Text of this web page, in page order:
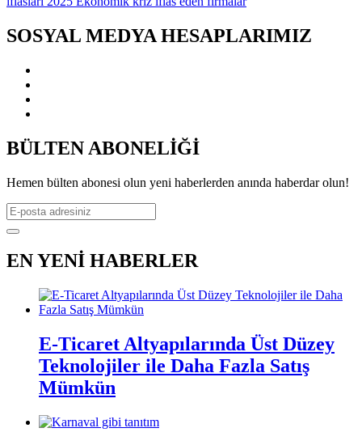
SOSYAL MEDYA HESAPLARIMIZ
BÜLTEN ABONELİĞİ
Hemen bülten abonesi olun yeni haberlerden anında haberdar olun!
EN YENİ HABERLER
E-Ticaret Altyapılarında Üst Düzey
Teknolojiler ile Daha Fazla Satış
Mümkün